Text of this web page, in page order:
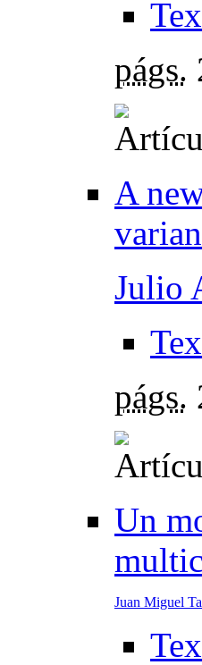
págs.
A
Julio
págs.
Un
Juan Miguel